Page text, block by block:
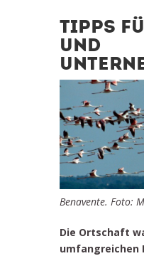
TIPPS
UND
Benavente. Foto:
Die Ortschaft
umfangreichen